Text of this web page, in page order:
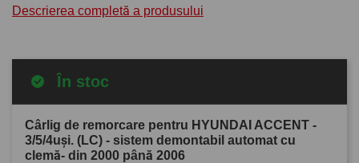
Descrierea completă a produsului
În stoc
Cârlig de remorcare pentru HYUNDAI ACCENT -
3/5/4uşi. (LC) - sistem demontabil automat cu
clemă- din 2000 până 2006